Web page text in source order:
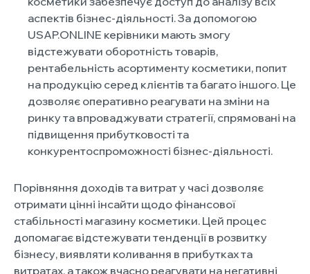
аспектів бізнес-діяльності. За допомогою
USAP.ONLINE керівники мають змогу
відстежувати оборотність товарів,
рентабельність асортименту косметики, попит
на продукцію серед клієнтів та багато іншого. Це
дозволяє оперативно реагувати на зміни на
ринку та впроваджувати стратегії, спрямовані на
підвищення прибутковості та
конкурентоспроможності бізнес-діяльності.
Порівняння доходів та витрат у часі дозволяє
отримати цінні інсайти щодо фінансової
стабільності магазину косметики. Цей процес
допомагає відстежувати тенденції в розвитку
бізнесу, виявляти коливання в прибутках та
витратах, а також вчасно реагувати на негативні